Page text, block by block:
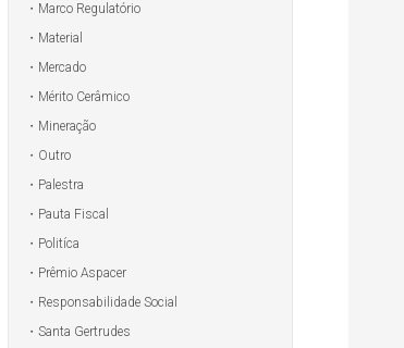
Marco Regulatório
Material
Mercado
Mérito Cerâmico
Mineração
Outro
Palestra
Pauta Fiscal
Politíca
Prêmio Aspacer
Responsabilidade Social
Santa Gertrudes